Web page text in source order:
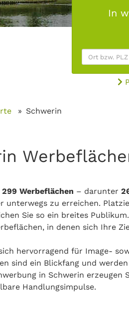
In
Schwerin
299 Werbeflächen – darunter
unterwegs zu erreichen.
Sie so ein breites
in denen sich Ihre
hervorragend für Image-
sind ein Blickfang und
in Schwerin erzeugen
Handlungsimpulse.